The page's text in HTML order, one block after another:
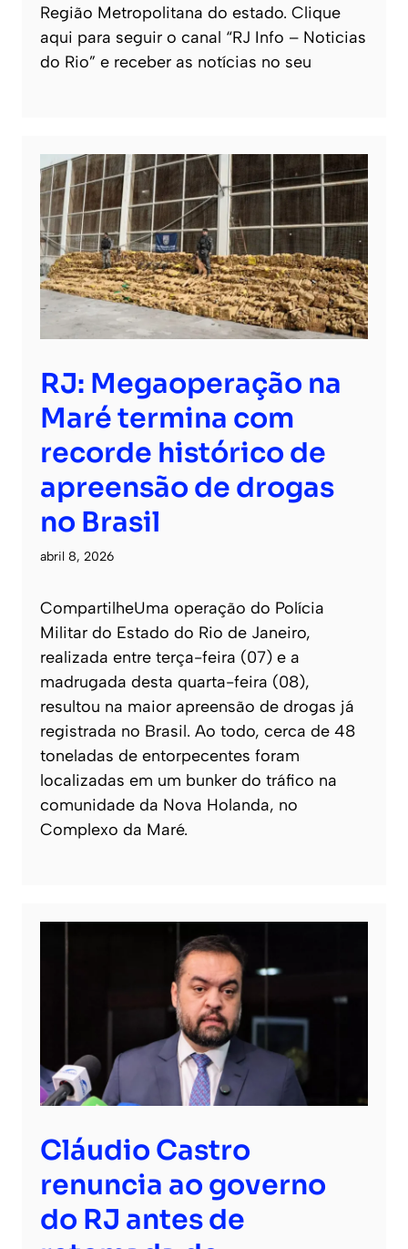
Região Metropolitana do estado. Clique
aqui para seguir o canal “RJ Info – Noticias
do Rio” e receber as notícias no seu
RJ: Megaoperação na
Maré termina com
recorde histórico de
apreensão de drogas
no Brasil
abril 8, 2026
CompartilheUma operação do Polícia
Militar do Estado do Rio de Janeiro,
realizada entre terça-feira (07) e a
madrugada desta quarta-feira (08),
resultou na maior apreensão de drogas já
registrada no Brasil. Ao todo, cerca de 48
toneladas de entorpecentes foram
localizadas em um bunker do tráfico na
comunidade da Nova Holanda, no
Complexo da Maré.
Cláudio Castro
renuncia ao governo
do RJ antes de